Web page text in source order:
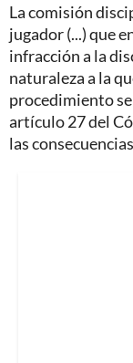
La comisión
jugador (...) que
infracción a la
naturaleza a la
procedimiento
artículo 27 del
las